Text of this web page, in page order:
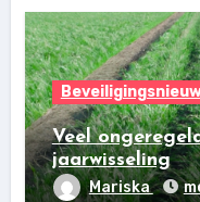
Veel
jaarwisseling
Mariska